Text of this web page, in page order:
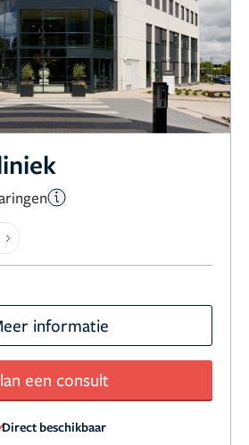
informatie
een consult
Direct beschikbaar